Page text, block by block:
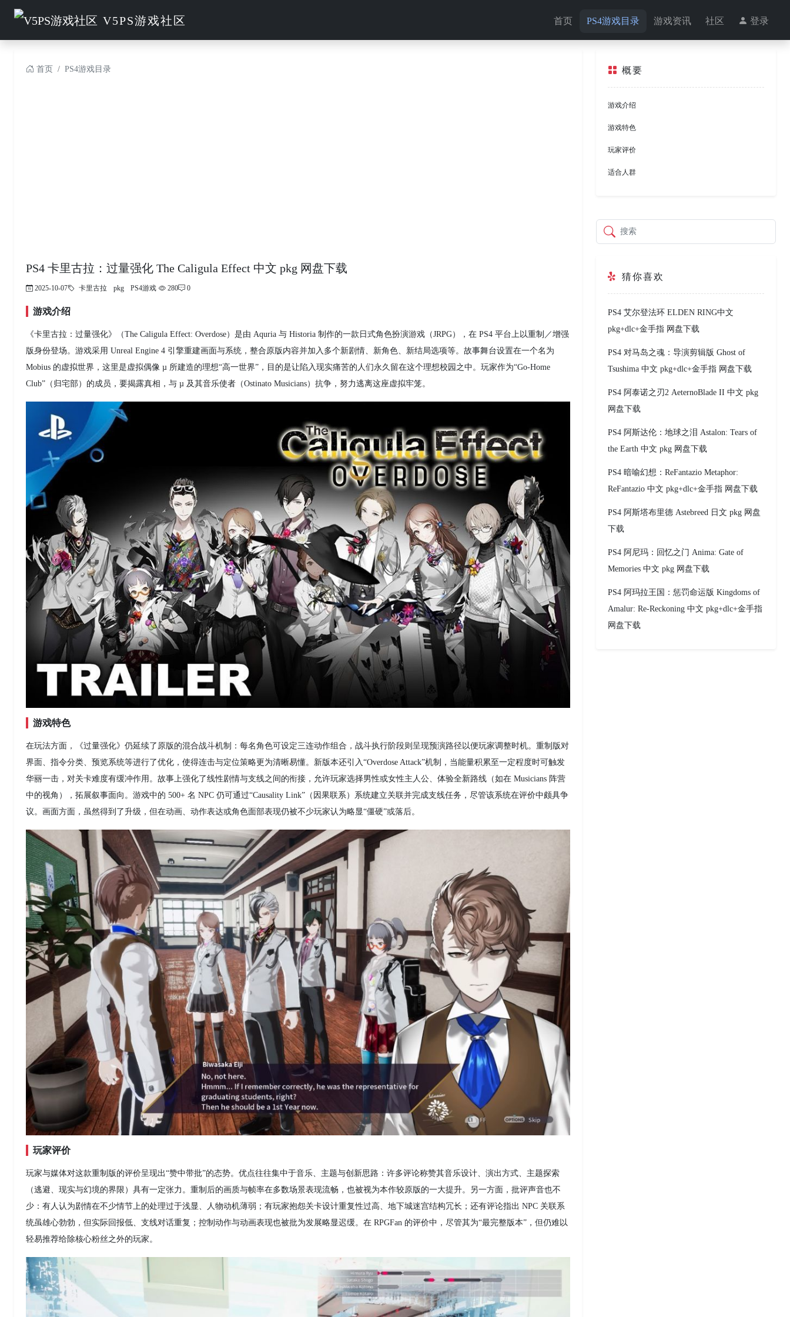
V5PS游戏社区 首页 PS4游戏目录 游戏资讯 社区 登录
首页 PS4游戏目录
PS4 卡里古拉：过量强化 The Caligula Effect 中文 pkg 网盘下载
2025-10-07 卡里古拉 pkg PS4游戏 280 0
游戏介绍
《卡里古拉：过量强化》（The Caligula Effect: Overdose）是由 Aquria 与 Historia 制作的一款日式角色扮演游戏（JRPG），在 PS4 平台上以重制／增强
版身份登场。游戏采用 Unreal Engine 4 引擎重建画面与系统，整合原版内容并加入多个新剧情、新角色、新结局选项等。故事舞台设置在一个名为
Mobius 的虚拟世界，这里是虚拟偶像 µ 所建造的理想“高一世界”，目的是让陷入现实痛苦的人们永久留在这个理想校园之中。玩家作为“Go-Home
Club”（归宅部）的成员，要揭露真相，与 µ 及其音乐使者（Ostinato Musicians）抗争，努力逃离这座虚拟牢笼。
游戏特色
在玩法方面，《过量强化》仍延续了原版的混合战斗机制：每名角色可设定三连动作组合，战斗执行阶段则呈现预演路径以便玩家调整时机。重制版对
界面、指令分类、预览系统等进行了优化，使得连击与定位策略更为清晰易懂。新版本还引入“Overdose Attack”机制，当能量积累至一定程度时可触发
华丽一击，对关卡难度有缓冲作用。故事上强化了线性剧情与支线之间的衔接，允许玩家选择男性或女性主人公、体验全新路线（如在 Musicians 阵营
中的视角），拓展叙事面向。游戏中的 500+ 名 NPC 仍可通过“Causality Link”（因果联系）系统建立关联并完成支线任务，尽管该系统在评价中颇具争
议。画面方面，虽然得到了升级，但在动画、动作表达或角色面部表现仍被不少玩家认为略显“僵硬”或落后。
玩家评价
玩家与媒体对这款重制版的评价呈现出“赞中带批”的态势。优点往往集中于音乐、主题与创新思路：许多评论称赞其音乐设计、演出方式、主题探索
（逃避、现实与幻境的界限）具有一定张力。重制后的画质与帧率在多数场景表现流畅，也被视为本作较原版的一大提升。另一方面，批评声音也不
少：有人认为剧情在不少情节上的处理过于浅显、人物动机薄弱；有玩家抱怨关卡设计重复性过高、地下城迷宫结构冗长；还有评论指出 NPC 关联系
统虽雄心勃勃，但实际回报低、支线对话重复；控制动作与动画表现也被批为发展略显迟缓。在 RPGFan 的评价中，尽管其为“最完整版本”，但仍难以
轻易推荐给除核心粉丝之外的玩家。
概要
游戏介绍
游戏特色
玩家评价
适合人群
搜索
猜你喜欢
PS4 艾尔登法环 ELDEN RING中文
pkg+dlc+金手指 网盘下载
PS4 对马岛之魂：导演剪辑版 Ghost of
Tsushima 中文 pkg+dlc+金手指 网盘下载
PS4 阿泰诺之刃2 AeternoBlade II 中文 pkg
网盘下载
PS4 阿斯达伦：地球之泪 Astalon: Tears of
the Earth 中文 pkg 网盘下载
PS4 暗喻幻想：ReFantazio Metaphor:
ReFantazio 中文 pkg+dlc+金手指 网盘下载
PS4 阿斯塔布里德 Astebreed 日文 pkg 网盘
下载
PS4 阿尼玛：回忆之门 Anima: Gate of
Memories 中文 pkg 网盘下载
PS4 阿玛拉王国：惩罚命运版 Kingdoms of
Amalur: Re-Reckoning 中文 pkg+dlc+金手指
网盘下载